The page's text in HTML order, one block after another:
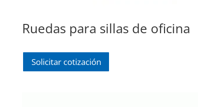
Ruedas para sillas de oficina
Solicitar cotización